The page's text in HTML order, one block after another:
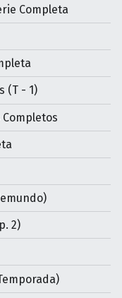
Completa
(T - 1)
2)